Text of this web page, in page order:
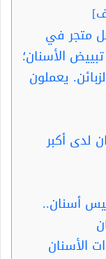
]
متجر في
الأسنان؛
يعملون
لدى أكبر
أسنان..
الأسنان